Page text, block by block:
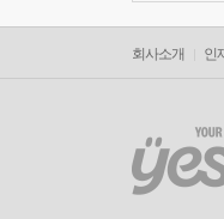
회사소개 인